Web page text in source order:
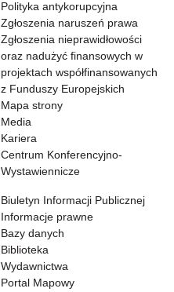
Polityka antykorupcyjna
Zgłoszenia naruszeń prawa
Zgłoszenia nieprawidłowości
oraz nadużyć finansowych w
projektach współfinansowanych
z Funduszy Europejskich
Mapa strony
Media
Kariera
Centrum Konferencyjno-
Wystawiennicze
Biuletyn Informacji Publicznej
Informacje prawne
Bazy danych
Biblioteka
Wydawnictwa
Portal Mapowy